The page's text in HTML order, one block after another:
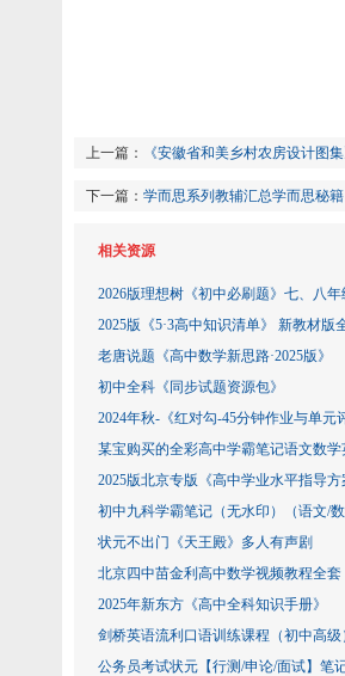
上一篇： 《安徽省和美乡村农房设计图集
下一篇： 学而思系列教辅汇总学而思秘籍
相关资源
2026版理想树《初中必刷题》七、八
2025版《5·3高中知识清单》 新教材版
老唐说题《高中数学新思路·2025版》
初中全科《同步试题资源包》
2024年秋-《红对勾-45分钟作业与单元
某宝购买的全彩高中学霸笔记语文数
2025版北京专版《高中学业水平指导
初中九科学霸笔记（无水印）（语文/
状元不出门《天王殿》多人有声剧
北京四中苗金利高中数学视频教程全套
2025年新东方《高中全科知识手册》
剑桥英语流利口语训练课程（初中高级
公务员考试状元【行测/申论/面试】笔